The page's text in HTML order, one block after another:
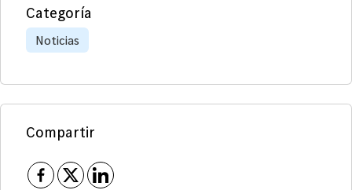
Categoría
Noticias
Compartir